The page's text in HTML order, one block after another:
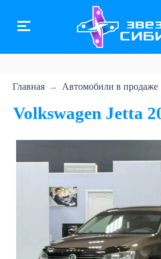
основному
Главная Автомобили в продаже
Volkswagen Jetta